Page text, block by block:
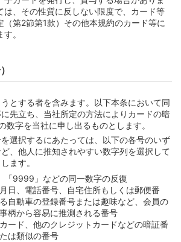
シングサービスの返済額）
金定額返済であるカードローンの返済
）
ローンの臨時加算返済）
用手数料の支払）
約定支払日
および約定支払日）
理の都合による締切日および約定支払
における支払
明細の提供等）
明細書の発行と発行手数料）
は、その性質に反しない限度で、カード等
（第2節第1款）その他本規約のカード等に
。
とする者を含みます。以下本条において同
先立ち、当社所定の方法によりカードの暗
数字を当社に申し出るものとします。
選択するにあたっては、以下の各号のいず
、他人に推知されやすい数字列を選択して
ます。
「9999」などの同一数字の反復
日、電話番号、自宅住所もしくは郵便番
自動車の登録番号または趣味など、会員の
柄から容易に推測される番号
ード、他のクレジットカードなどの暗証番
は類似の番号